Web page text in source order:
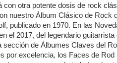
con otra potente dosis de rock
nuestro Álbum Clásico de Rock
publicado en 1970. En las
el 2017, del legendario
sección de Álbumes Claves del
por excelencia, los Faces de